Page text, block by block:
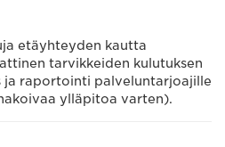
etäyhteyden kautta
tarvikkeiden kulutuksen
ja raportointi palveluntarjoajille
ylläpitoa varten).